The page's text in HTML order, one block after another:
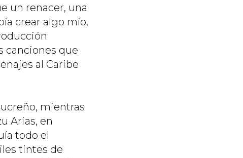
un renacer, una
crear algo mío,
canciones que
al Caribe
mientras
Arias, en
todo el
tintes de